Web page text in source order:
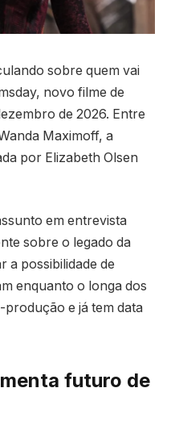
sobre quem vai
novo filme de
de 2026. Entre
Maximoff, a
por Elizabeth Olsen
em entrevista
sobre o legado da
a possibilidade de
enquanto o longa dos
e já tem data
futuro de